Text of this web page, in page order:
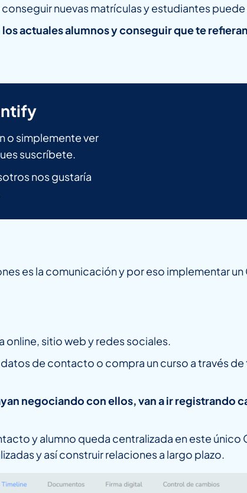
nuevas matrículas y estudiantes
actuales alumnos y conseguir que te
o simplemente ver
suscríbete.
nos gustaría
es la comunicación y por eso implementar
online, sitio web y redes sociales.
datos de contacto o compra un curso a través
negociando con ellos, van a ir
y alumno queda centralizada en este único
y así construir relaciones a largo plazo.